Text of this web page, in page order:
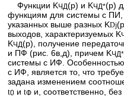
Функции KЧД(p) и KЧД*(p)
функциям для системы с ПИ,
указанных выше разных KDj
выходов, характеризуемых K
KЧД(p), получение
и ПФ (рис. 6в,д), причем KЧД*
системы с ИФ.
с ИФ, является то, что
задана изменением
t0 иtФ и, соответственно,